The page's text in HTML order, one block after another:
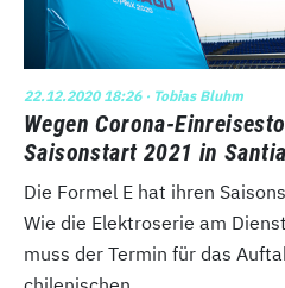
22.12.2020 18:26· Tobias Bluhm
Wegen Corona-
Saisonstart 2021 in
Die Formel E hat ihren
Wie die Elektroserie am
muss der Termin für das